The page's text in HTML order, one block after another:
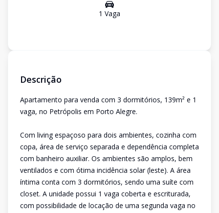
1 Vaga
Descrição
Apartamento para venda com 3 dormitórios, 139m² e 1
vaga, no Petrópolis em Porto Alegre.
Com living espaçoso para dois ambientes, cozinha com
copa, área de serviço separada e dependência completa
com banheiro auxiliar. Os ambientes são amplos, bem
ventilados e com ótima incidência solar (leste). A área
íntima conta com 3 dormitórios, sendo uma suíte com
closet. A unidade possui 1 vaga coberta e escriturada,
com possibilidade de locação de uma segunda vaga no